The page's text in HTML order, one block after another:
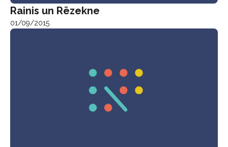
Rainis un Rēzekne
01/09/2015